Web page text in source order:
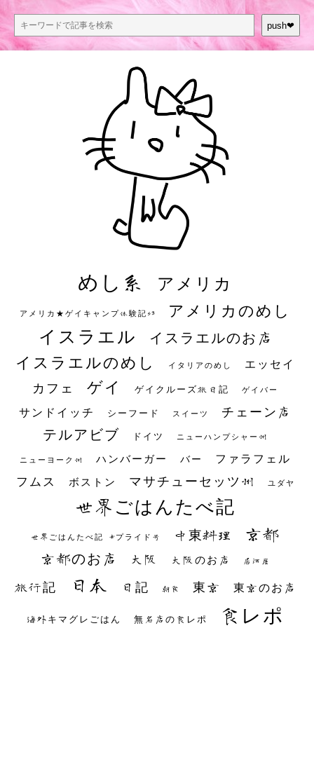
push❤︎
めし系 アメリカ
アメリカ★ゲイキャンプ体験記S3 アメリカのめし
イスラエル イスラエルのお店
イスラエルのめし イタリアのめし エッセイ
カフェ ゲイ ゲイクルーズ旅日記 ゲイバー
サンドイッチ シーフード スイーツ チェーン店
テルアビブ ドイツ ニューハンプシャー州
ニューヨーク州 ハンバーガー バー ファラフェル
フムス ボストン マサチューセッツ州 ユダヤ
世界ごはんたべ記
世界ごはんたべ記 #プライド号 中東料理 京都
京都のお店 大阪 大阪のお店 居酒屋
旅行記 日本 日記 朝食 東京 東京のお店
海外キマグレごはん 無名店の食レポ 食レポ